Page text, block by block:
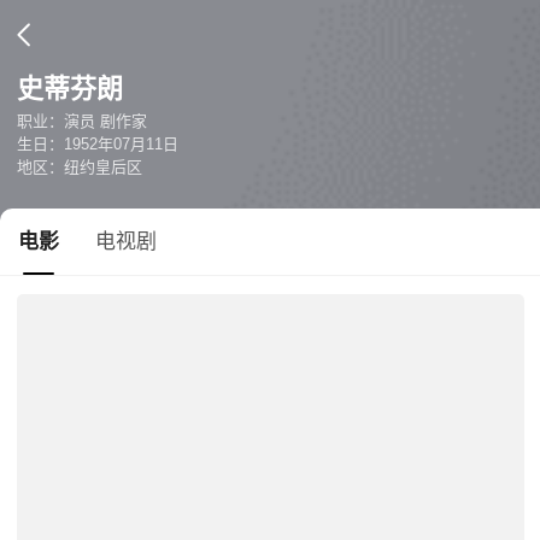
史蒂芬朗
职业：演员 剧作家
生日：1952年07月11日
地区：纽约皇后区
电影 电视剧